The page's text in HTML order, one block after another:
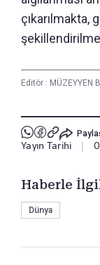
çıkarılmakta,
Editör : MÜZEYYEN
Yayın Tarihi
Haberle
Dünya